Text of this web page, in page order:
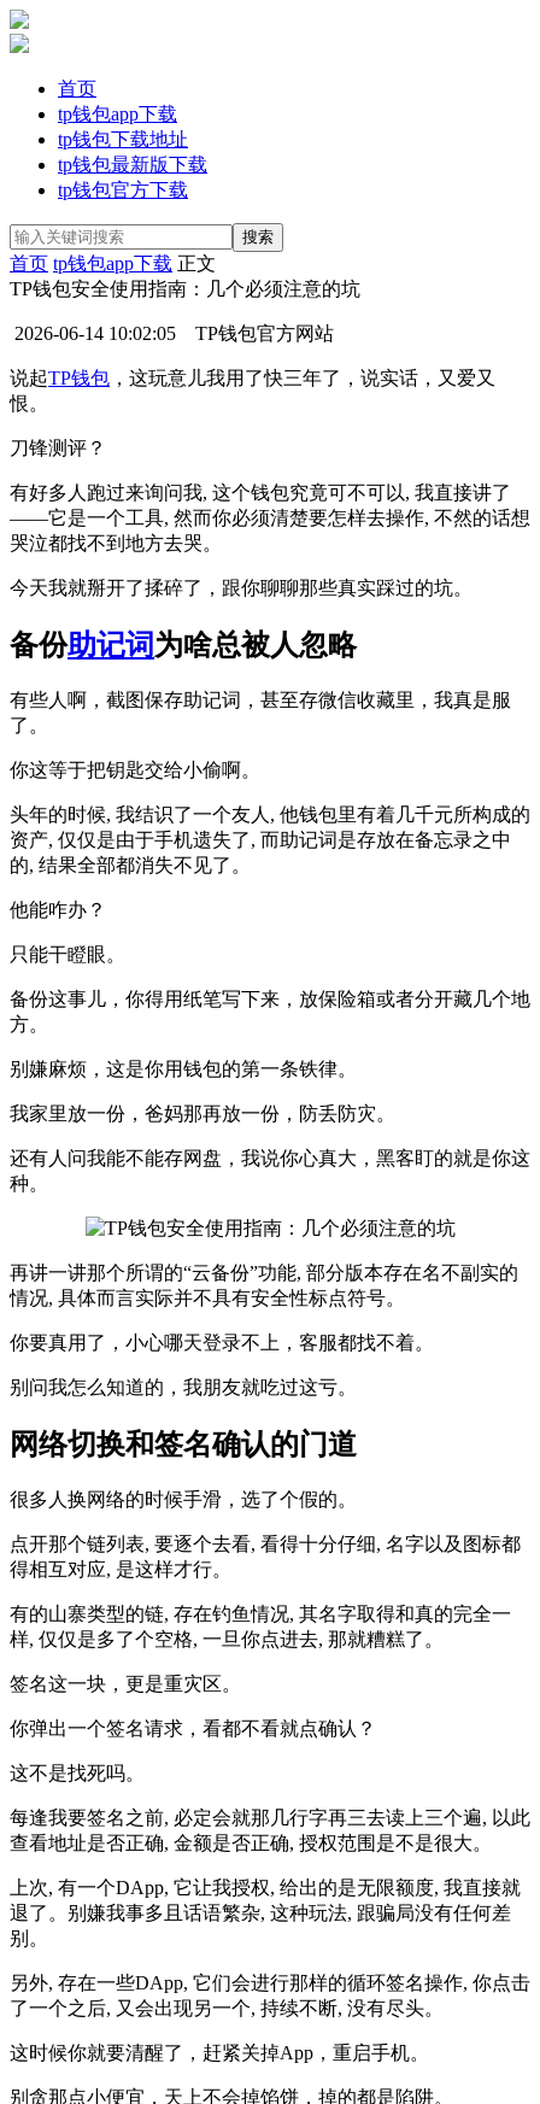
首页
tp钱包app下载
tp钱包下载地址
tp钱包最新版下载
tp钱包官方下载
首页 tp钱包app下载 正文
TP钱包安全使用指南：几个必须注意的坑
2026-06-14 10:02:05 TP钱包官方网站
说起TP钱包 ，这玩意儿我用了快三年了，说实话，又爱又
恨。
刀锋测评？
有好多人跑过来询问我, 这个钱包究竟可不可以, 我直接讲了
——它是一个工具, 然而你必须清楚要怎样去操作, 不然的话想
哭泣都找不到地方去哭。
今天我就掰开了揉碎了，跟你聊聊那些真实踩过的坑。
备份助记词 为啥总被人忽略
有些人啊，截图保存助记词，甚至存微信收藏里，我真是服
了。
你这等于把钥匙交给小偷啊。
头年的时候, 我结识了一个友人, 他钱包里有着几千元所构成的
资产, 仅仅是由于手机遗失了, 而助记词是存放在备忘录之中
的, 结果全部都消失不见了。
他能咋办？
只能干瞪眼。
备份这事儿，你得用纸笔写下来，放保险箱或者分开藏几个地
方。
别嫌麻烦，这是你用钱包的第一条铁律。
我家里放一份，爸妈那再放一份，防丢防灾。
还有人问我能不能存网盘，我说你心真大，黑客盯的就是你这
种。
再讲一讲那个所谓的“云备份”功能, 部分版本存在名不副实的
情况, 具体而言实际并不具有安全性标点符号。
你要真用了，小心哪天登录不上，客服都找不着。
别问我怎么知道的，我朋友就吃过这亏。
网络切换和签名确认的门道
很多人换网络的时候手滑，选了个假的。
点开那个链列表, 要逐个去看, 看得十分仔细, 名字以及图标都
得相互对应, 是这样才行。
有的山寨类型的链, 存在钓鱼情况, 其名字取得和真的完全一
样, 仅仅是多了个空格, 一旦你点进去, 那就糟糕了。
签名这一块，更是重灾区。
你弹出一个签名请求，看都不看就点确认？
这不是找死吗。
每逢我要签名之前, 必定会就那几行字再三去读上三个遍, 以此
查看地址是否正确, 金额是否正确, 授权范围是不是很大。
上次, 有一个DApp, 它让我授权, 给出的是无限额度, 我直接就
退了。别嫌我事多且话语繁杂, 这种玩法, 跟骗局没有任何差
别。
另外, 存在一些DApp, 它们会进行那样的循环签名操作, 你点击
了一个之后, 又会出现另一个, 持续不断, 没有尽头。
这时候你就要清醒了，赶紧关掉App，重启手机。
别贪那点小便宜，天上不会掉馅饼，掉的都是陷阱。